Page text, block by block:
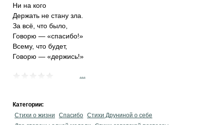
Ни на кого
Держать не стану зла.
За всё, что было,
Говорю — «спасибо!»
Всему, что будет,
Говорю — «держись!»
Категории:
Стихи о жизни
Спасибо Стихи Друниной о себе